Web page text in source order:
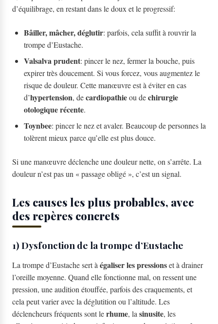
d’équilibrage, en restant dans le doux et le progressif:
Bâiller, mâcher, déglutir: parfois, cela suffit à rouvrir la
trompe d’Eustache.
Valsalva prudent: pincer le nez, fermer la bouche, puis
expirer très doucement. Si vous forcez, vous augmentez le
risque de douleur. Cette manœuvre est à éviter en cas
d’hypertension, decardiopathieou dechirurgie
otologique récente.
Toynbee: pincer le nez et avaler. Beaucoup de personnes la
tolèrent mieux parce qu’elle est plus douce.
Si une manœuvre déclenche une douleur nette, on s’arrête. La
douleur n’est pas un « passage obligé », c’est un signal.
Les causes les plus probables, avec
des repères concrets
1) Dysfonction de la trompe d’Eustache
La trompe d’Eustache sert à égaliser les pressionset à drainer
l’oreille moyenne. Quand elle fonctionne mal, on ressent une
pression, une audition étouffée, parfois des craquements, et
cela peut varier avec la déglutition ou l’altitude. Les
déclencheurs fréquents sont lerhume, la sinusite, les